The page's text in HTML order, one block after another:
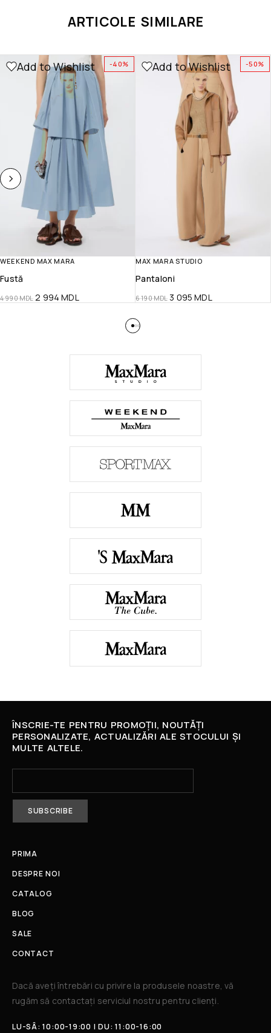
ARTICOLE SIMILARE
-40%
Add to Wishlist
WEEKEND MAX MARA
Fustă
4 990MDL 2 994MDL
-50%
Add to Wishlist
MAX MARA STUDIO
Pantaloni
6 190MDL 3 095MDL
ÎNSCRIE-TE PENTRU PROMOȚII, NOUTĂȚI
PERSONALIZATE, ACTUALIZĂRI ALE STOCULUI ȘI
MULTE ALTELE.
PRIMA
DESPRE NOI
CATALOG
BLOG
SALE
CONTACT
Dacă aveți întrebări cu privire la produsele noastre, vă
rugăm să contactați serviciul nostru pentru clienți.​
LU-SÂ: 10:00-19:00 | DU: 11:00-16:00